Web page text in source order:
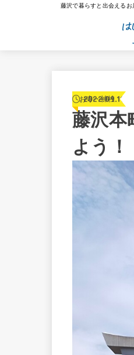
藤沢で暮らすと出会えるお
お寺・神社
2022.09.11
藤沢本
よう！